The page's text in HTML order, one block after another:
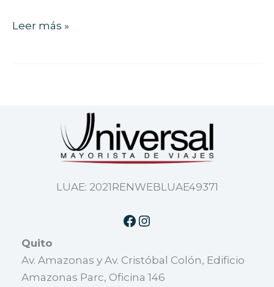
Leer más »
LUAE: 2021RENWEBLUAE49371
Quito
Av. Amazonas y Av. Cristóbal Colón, Edificio
Amazonas Parc, Oficina 146